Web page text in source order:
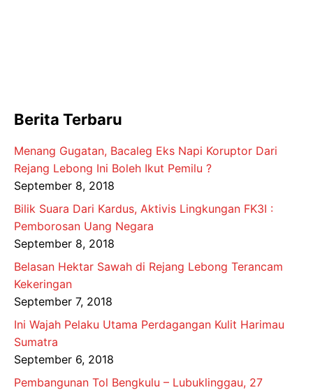
Berita Terbaru
Menang Gugatan, Bacaleg Eks Napi Koruptor Dari
Rejang Lebong Ini Boleh Ikut Pemilu ?
September 8, 2018
Bilik Suara Dari Kardus, Aktivis Lingkungan FK3I :
Pemborosan Uang Negara
September 8, 2018
Belasan Hektar Sawah di Rejang Lebong Terancam
Kekeringan
September 7, 2018
Ini Wajah Pelaku Utama Perdagangan Kulit Harimau
Sumatra
September 6, 2018
Pembangunan Tol Bengkulu – Lubuklinggau, 27